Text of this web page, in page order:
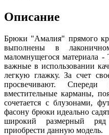
Описание
Брюки "Амалия" прямого
выполнены в
маломнущегося материала
важные в использовании
легкую глажку. За счет
просвечивают.
вместительные карманы,
сочетается с блузонами,
фасону брюки идеально
широкий размерный
приобрести данную модель.